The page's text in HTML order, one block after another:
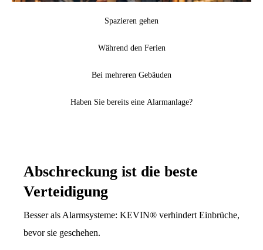
Spazieren gehen
Während den Ferien
Bei mehreren Gebäuden
Haben Sie bereits eine Alarmanlage?
Abschreckung ist die beste
Verteidigung
Besser als Alarmsysteme: KEVIN® verhindert Einbrüche,
bevor sie geschehen.